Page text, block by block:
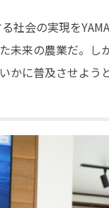
会の実現を
未来の農業だ。し
かに普及させよう